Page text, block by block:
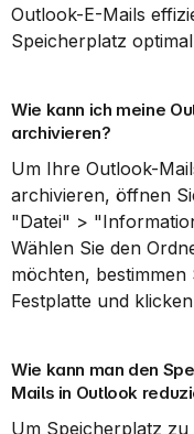
Outlook-E-Mails
Speicherplatz
Wie kann ich meine
archivieren?
Um Ihre Outlook-
archivieren, öffnen
"Datei" >
Wählen Sie den
möchten,
Festplatte und
Wie kann man den
Mails in Outlook
Um Speicherplatz